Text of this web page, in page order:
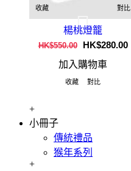
收藏 對比
楊桃燈籠
HK$550.00
HK$280.00
加入購物車
收藏 對比
+
小冊子
傳統禮品
猴年系列
+